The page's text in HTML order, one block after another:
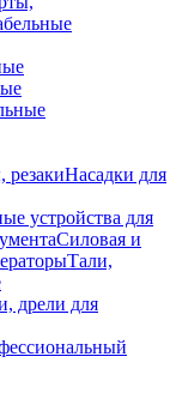
резакиНасадки для
устройства для
Силовая и
Тали,
дрели для